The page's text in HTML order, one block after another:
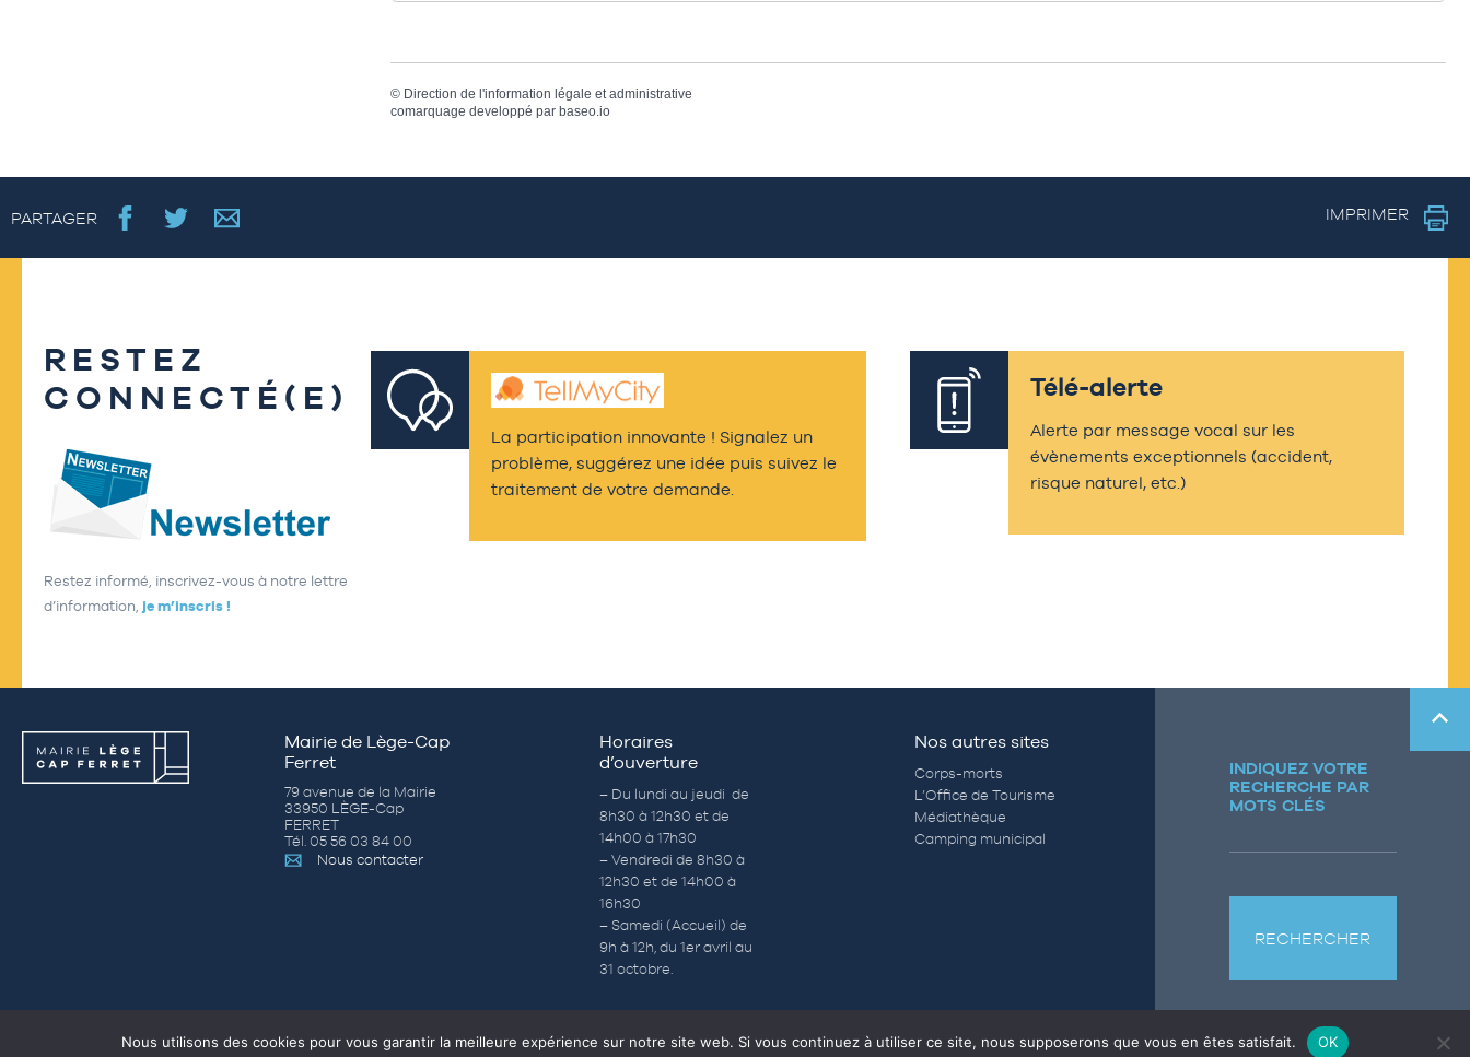
© Direction de l'information légale et administrative
comarquage developpé par baseo.io
PARTAGER IMPRIMER
RESTEZ
CONNECTÉ(E)
Restez informé, inscrivez-vous à notre lettre
d’information, je m’inscris !
La participation innovante ! Signalez un
problème, suggérez une idée puis suivez le
traitement de votre demande.
Télé-alerte
Alerte par message vocal sur les
évènements exceptionnels (accident,
risque naturel, etc.)
Mairie de Lège-Cap
Ferret
79 avenue de la Mairie
33950 LÈGE-Cap
FERRET
Tél. 05 56 03 84 00
Nous contacter
Horaires
d’ouverture
– Du lundi au jeudi de
8h30 à 12h30 et de
14h00 à 17h30
– Vendredi de 8h30 à
12h30 et de 14h00 à
16h30
– Samedi (Accueil) de
9h à 12h, du 1er avril au
31 octobre.
Nos autres sites
Corps-morts
L’Office de Tourisme
Médiathèque
Camping municipal
INDIQUEZ VOTRE
RECHERCHE PAR
MOTS CLÉS
RECHERCHER
Nous utilisons des cookies pour vous garantir la meilleure expérience sur notre site web. Si vous continuez à utiliser ce site, nous supposerons que vous en êtes satisfait. OK